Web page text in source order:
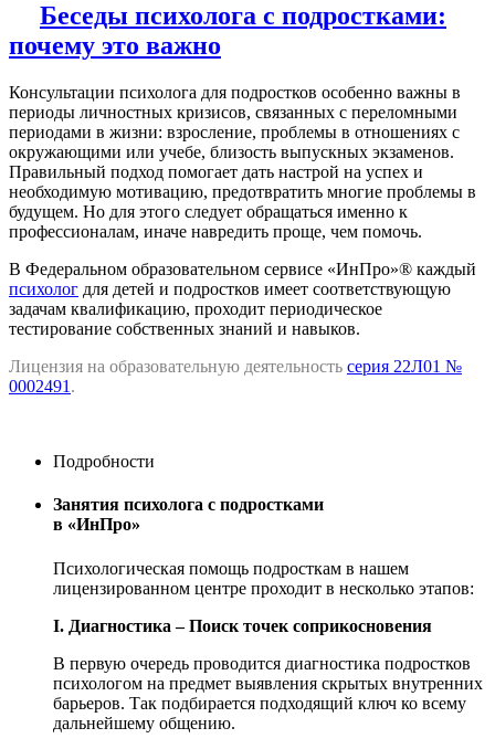
Беседы психолога с подростками:
почему это важно
Консультации психолога для подростков особенно важны в
периоды личностных кризисов, связанных с переломными
периодами в жизни: взросление, проблемы в отношениях с
окружающими или учебе, близость выпускных экзаменов.
Правильный подход помогает дать настрой на успех и
необходимую мотивацию, предотвратить многие проблемы в
будущем. Но для этого следует обращаться именно к
профессионалам, иначе навредить проще, чем помочь.
В Федеральном образовательном сервисе «ИнПро»® каждый
психолог для детей и подростков имеет соответствующую
задачам квалификацию, проходит периодическое
тестирование собственных знаний и навыков.
Лицензия на образовательную деятельность серия 22Л01 №
0002491 .
Подробности
Занятия психолога с подростками
в «ИнПро»
Психологическая помощь подросткам в нашем
лицензированном центре проходит в несколько этапов:
I. Диагностика – Поиск точек соприкосновения
В первую очередь проводится диагностика подростков
психологом на предмет выявления скрытых внутренних
барьеров. Так подбирается подходящий ключ ко всему
дальнейшему общению.